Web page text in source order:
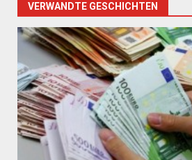
VERWANDTE GESCHICHTEN